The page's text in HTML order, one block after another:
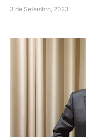
3 de Setembro, 2023